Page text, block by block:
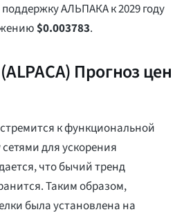
АЛЬПАКА к 2029 году
$0.003783.
Прогноз цен
стремится к функциональной
для ускорения
что бычий тренд
Таким образом,
была установлена на